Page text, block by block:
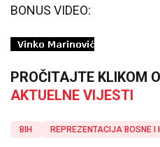
BONUS VIDEO:
PROČITAJTE KLIKOM
AKTUELNE VIJESTI
BIH REPREZENTACIJA BOSNE I